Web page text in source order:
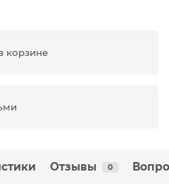
корзине
Отзывы 0